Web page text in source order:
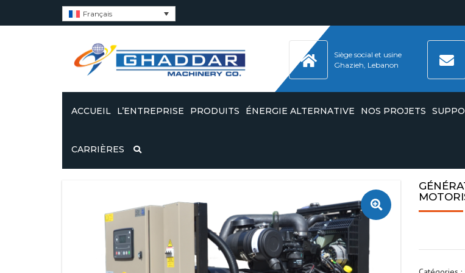
Français
Siège social et usine
Ghazieh, Lebanon
ACCUEIL L’ENTREPRISE
À PROPOS DE NOUS
CERTIFICAT ISO45001
CERTIFICAT ISO14001
CERTIFICAT ISO8528
CERTIFICATION D’ENGAGEMENT
ESG
POLITIQUE ESG
RAPPORT ESG 2023
CODE DE CONDUITE DE
PRODUITS
KUBOTA
GHADDAR MOTORISÉS PAR
JOHN DEERE
GROUPES ÉLECTROGÈNES
GHADDAR ALIMENTÉS PAR
ÉNERGIE ALTERNATIVE NOS PROJETS
CARRIÈRES